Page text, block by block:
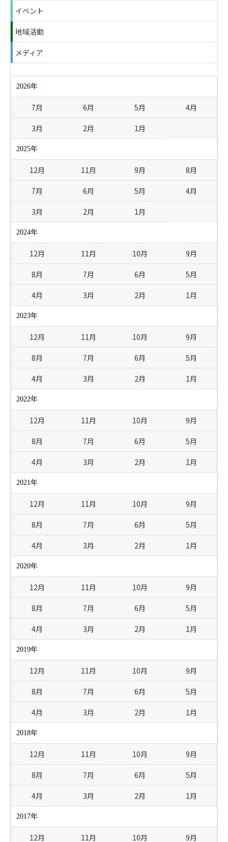
イベント
地域活動
メディア
2026年
7月 6月 5月 4月
3月 2月 1月
2025年
12月 11月 9月 8月
7月 6月 5月 4月
3月 2月 1月
2024年
12月 11月 10月 9月
8月 7月 6月 5月
4月 3月 2月 1月
2023年
12月 11月 10月 9月
8月 7月 6月 5月
4月 3月 2月 1月
2022年
12月 11月 10月 9月
8月 7月 6月 5月
4月 3月 2月 1月
2021年
12月 11月 10月 9月
8月 7月 6月 5月
4月 3月 2月 1月
2020年
12月 11月 10月 9月
8月 7月 6月 5月
4月 3月 2月 1月
2019年
12月 11月 10月 9月
8月 7月 6月 5月
4月 3月 2月 1月
2018年
12月 11月 10月 9月
8月 7月 6月 5月
4月 3月 2月 1月
2017年
12月 11月 10月 9月